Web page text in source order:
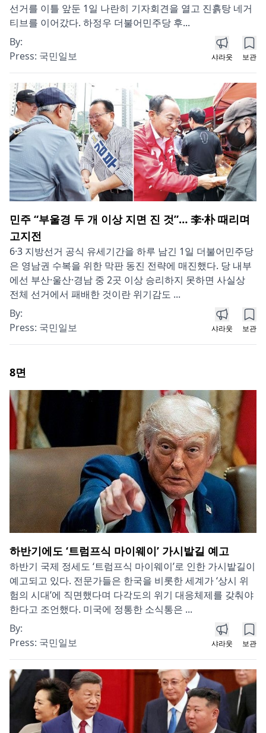
선거를 이틀 앞둔 1일 나란히 기자회견을 열고 진흙탕 네거
티브를 이어갔다. 하정우 더불어민주당 후...
By:
Press: 국민일보 샤라웃 보관
민주 “부울경 두 개 이상 지면 진 것”… 李·朴 때리며
고지전
6·3 지방선거 공식 유세기간을 하루 남긴 1일 더불어민주당
은 영남권 수복을 위한 막판 동진 전략에 매진했다. 당 내부
에선 부산·울산·경남 중 2곳 이상 승리하지 못하면 사실상
전체 선거에서 패배한 것이란 위기감도 ...
By:
Press: 국민일보 샤라웃 보관
8면
하반기에도 ‘트럼프식 마이웨이’ 가시밭길 예고
하반기 국제 정세도 ‘트럼프식 마이웨이’로 인한 가시밭길이
예고되고 있다. 전문가들은 한국을 비롯한 세계가 ‘상시 위
험의 시대’에 직면했다며 다각도의 위기 대응체제를 갖춰야
한다고 조언했다. 미국에 정통한 소식통은 ...
By:
Press: 국민일보 샤라웃 보관